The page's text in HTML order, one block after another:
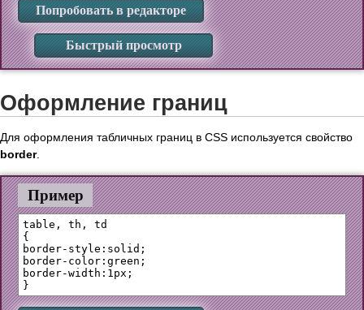
Попробовать в редакторе
Быстрый просмотр
Оформление границ
Для оформления табличных границ в CSS используется свойство
border.
Пример
table, th, td
{
border-style:solid;
border-color:green;
border-width:1px;